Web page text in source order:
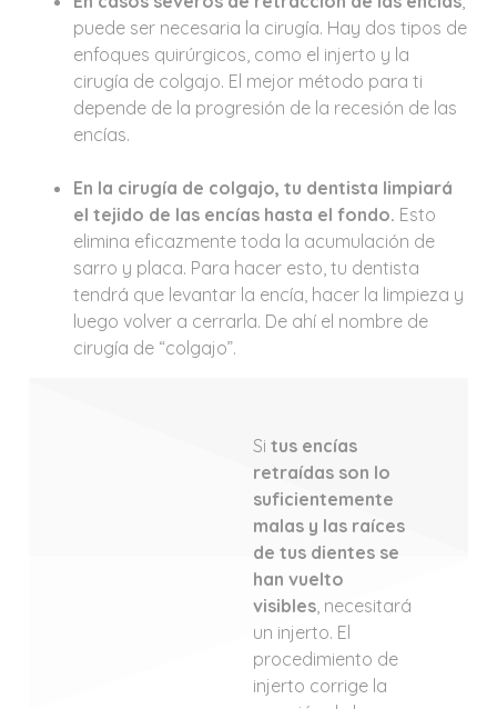
puede ser necesaria la cirugía. Hay dos tipos de
enfoques quirúrgicos, como el injerto y la
cirugía de colgajo. El mejor método para ti
depende de la progresión de la recesión de las
encías.
En la cirugía de colgajo, tu dentista limpiará
el tejido de las encías hasta el fondo. Esto
elimina eficazmente toda la acumulación de
sarro y placa. Para hacer esto, tu dentista
tendrá que levantar la encía, hacer la limpieza y
luego volver a cerrarla. De ahí el nombre de
cirugía de “colgajo”.
Situs encías
retraídas son lo
suficientemente
malas y las raíces
de tus dientes se
han vuelto
visibles, necesitará
un injerto. El
procedimiento de
injerto corrige la